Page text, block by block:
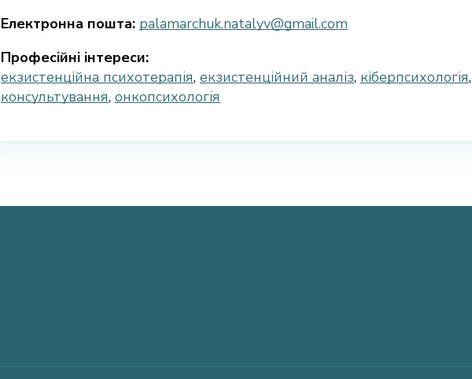
Електронна пошта: palamarchuk.natalyv@gmail.com
Професійні інтереси:
екзистенційна психотерапія, екзистенційний аналіз, кіберпсихологія
консультування, онкопсихологія